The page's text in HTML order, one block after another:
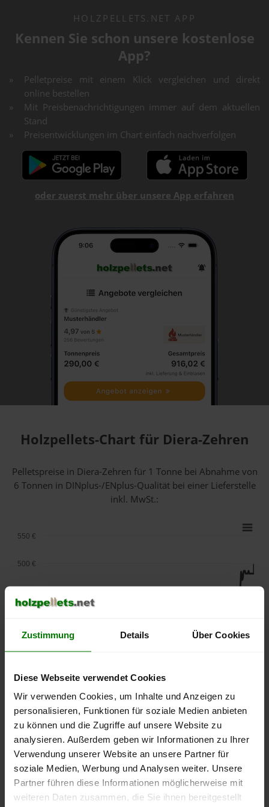
Zustimmung Details Über Cookies
Diese Webseite verwendet Cookies
Wir verwenden Cookies, um Inhalte und Anzeigen zu
personalisieren, Funktionen für soziale Medien anbieten
zu können und die Zugriffe auf unsere Website zu
analysieren. Außerdem geben wir Informationen zu Ihrer
Verwendung unserer Website an unsere Partner für
soziale Medien, Werbung und Analysen weiter. Unsere
Partner führen diese Informationen möglicherweise mit
weiteren Daten zusammen, die Sie ihnen bereitgestellt
HOLZPELLETS.NET APP
Kennen Sie schon unsere kostenlose
App?
Pelletpreise mit einem Klick vergleichen und direkt
online bestellen
Mit Preisbenachrichtigungen immer auf dem aktuellen
Stand
Preisentwicklungen im Chart einfach nachverfolgen
oder zuerst mehr über unsere App erfahren
Holzpellets-Chart für Diera-Zehren
Pelletspreise in Diera-Zehren für 1 Tonne bei Abnahmevon
6 Tonnen in DINplus-/ENplus-Qualität bei einer Lieferstelle
inkl. MwSt.:
lose Ware Sackware
September
Januar
Mai
250 €
300 €
500 €
550 €
Die aktuelle Preisentwicklung für Holzpellets in Deutschland
können Sie jederzeit auf unsererPelletspreise-Seite
nachvollziehen.